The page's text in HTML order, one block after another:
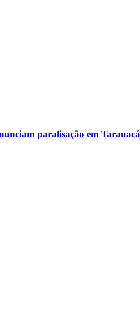
paralisação em Tarauacá